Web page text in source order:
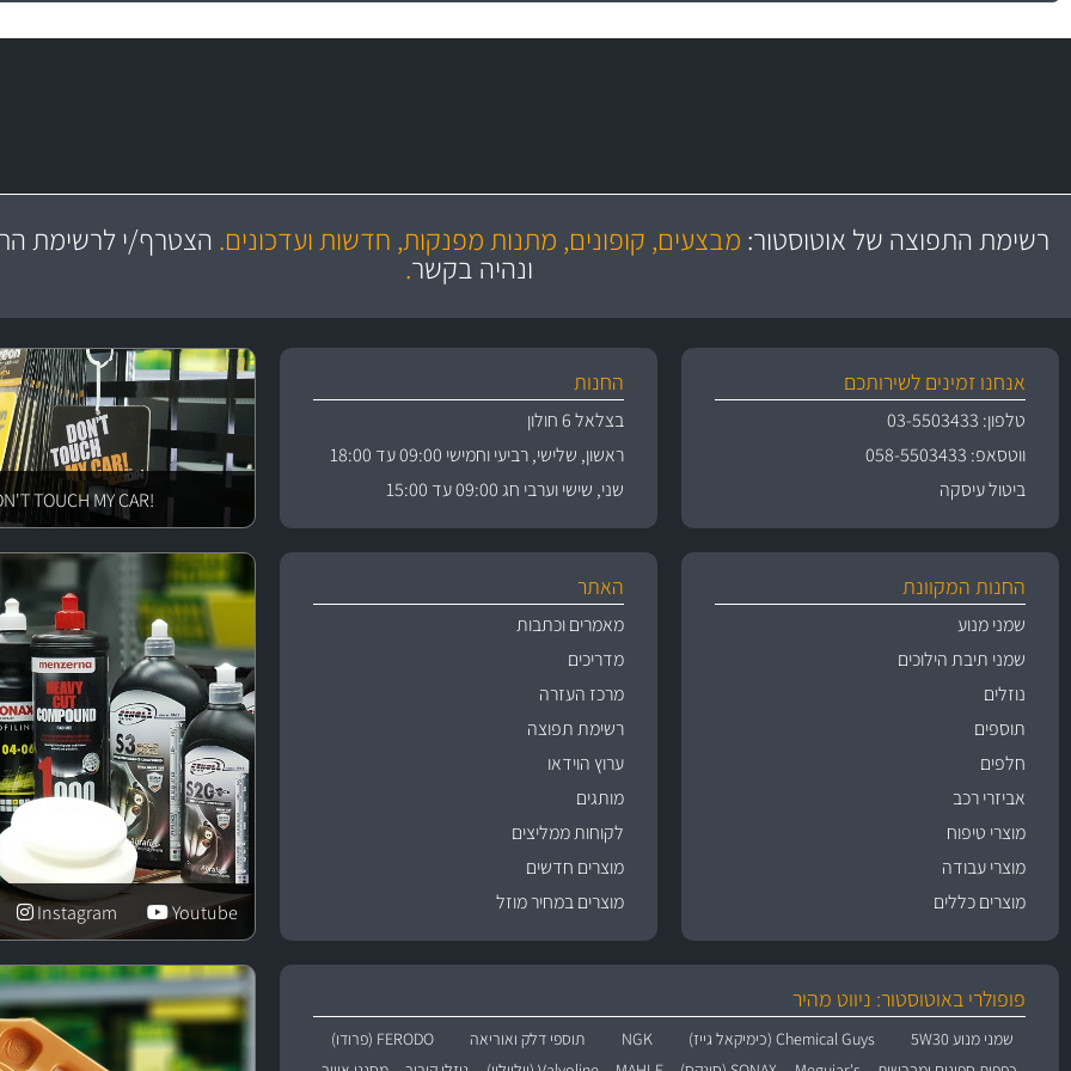
משלוח מהיר
באמצעות צ'יטה
משלוחים
במחיר
יותר מ- 500 מסנני שמן, אוויר, דלק וקבינה
מחלקת המסננים שלנו עשירה וכוללת מסננים מקוריים ומסננים של MANN ו- MAHLE
גרמניה
יותר מ- 400 מוצרי טיפוח לרכב
בקרו במחלקת מוצרי
מקצועיות
ושירות מצויין רשימת התפוצה של אוטוסטור: מבצעים, קופונים, מתנות מפנקות, חדשות ועדכונים. הצטרף/י לרשימת
ונהיה בקשר.
אנחנו זמינים לשירותכם
טלפון: 03-5503433
ווטסאפ: 058-5503433
ביטול עיסקה
החנות
בצלאל 6 חולון
ראשון, שלישי, רביעי וחמישי 09:00 עד 18:00
שני, שישי וערבי חג 09:00 עד 15:00
!DON'T TOUCH MY CAR
החנות המקוונת
שמני מנוע
שמני תיבת הילוכים
נוזלים
תוספים
חלפים
אביזרי רכב
מוצרי טיפוח
מוצרי עבודה
מוצרים כללים
האתר
מאמרים וכתבות
מדריכים
מרכז העזרה
רשימת תפוצה
ערוץ הוידאו
מותגים
לקוחות ממליצים
מוצרים חדשים
מוצרים במחיר מוזל
Youtube
Instagram
פופולרי באוטוסטור: ניווט מהיר
שמני מנוע 5W30 Chemical Guys (כימיקאל גייז) NGK תוספי דלק ואוריאה
FERODO (פרודו)